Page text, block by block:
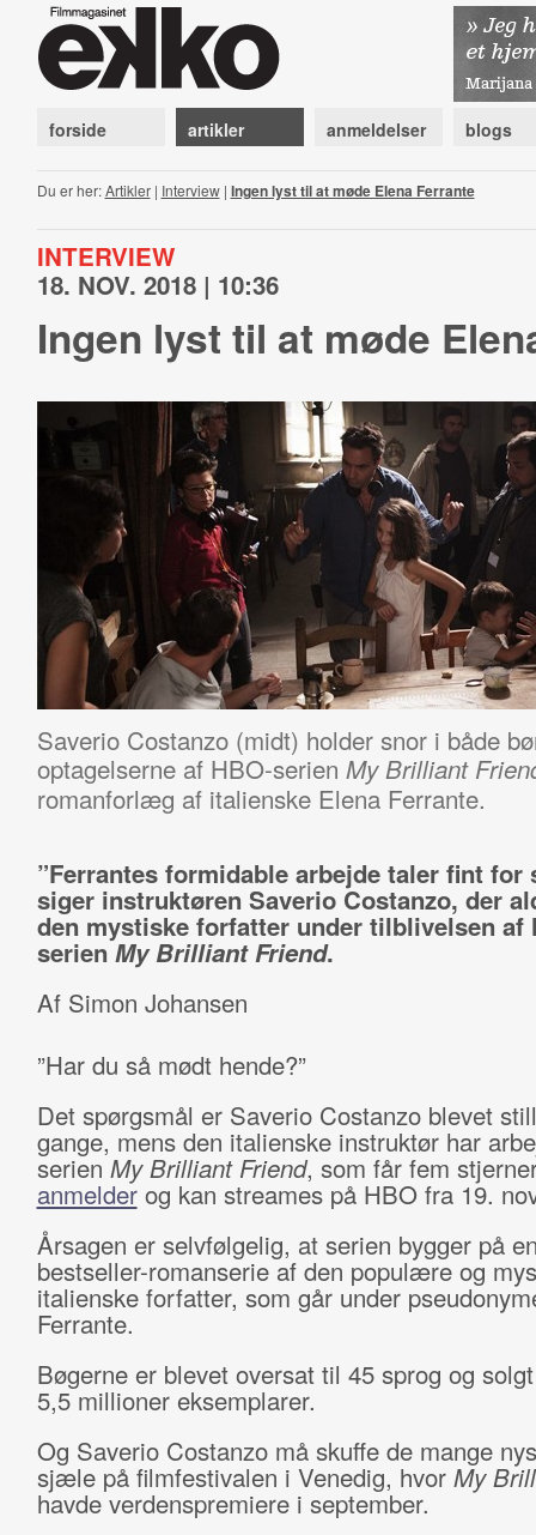
forside artikler anmeldelser blogs
Du er her:Artikler| Interview| Ingen lyst til at møde Elena Ferrante
INTERVIEW
18. NOV. 2018 | 10:36
Ingen lyst til at møde
Saverio Costanzo (midt) holder snor i både
optagelserne af HBO-serien My Brilliant
romanforlæg af italienske Elena Ferrante.
”Ferrantes formidable arbejde taler fint for
siger instruktøren Saverio Costanzo, der
den mystiske forfatter under tilblivelsen af
serienMy Brilliant Friend.
Af Simon Johansen
”Har du så mødt hende?”
Det spørgsmål er Saverio Costanzo blevet
gange, mens den italienske instruktør har
serien My Brilliant Friend, som får fem
anmelderog kan streames på HBO fra 19.
Årsagen er selvfølgelig, at serien bygger på
bestseller-romanserie af den populære og
italienske forfatter, som går under
Ferrante.
Bøgerne er blevet oversat til 45 sprog og
5,5 millioner eksemplarer.
Og Saverio Costanzo må skuffe de mange
sjæle på filmfestivalen i Venedig, hvor My
havde verdenspremiere i september.